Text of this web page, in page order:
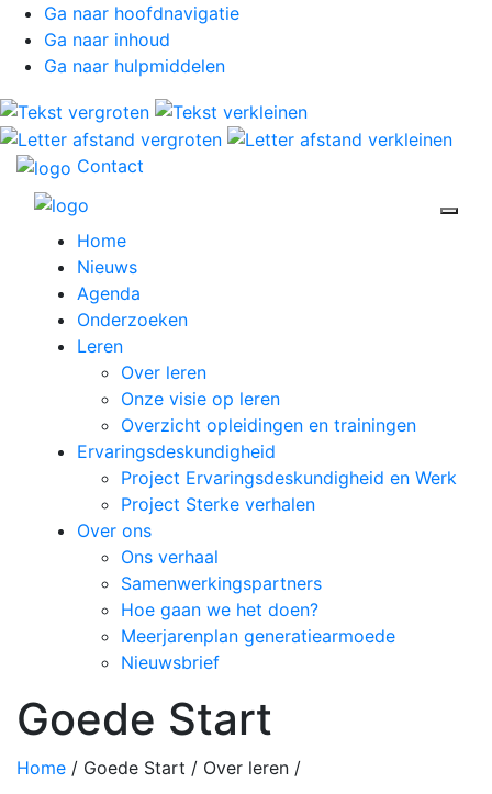
Ga naar hoofdnavigatie
Ga naar inhoud
Ga naar hulpmiddelen
Contact
Home
Nieuws
Agenda
Onderzoeken
Leren
Over leren
Onze visie op leren
Overzicht opleidingen en trainingen
Ervaringsdeskundigheid
Project Ervaringsdeskundigheid en Werk
Project Sterke verhalen
Over ons
Ons verhaal
Samenwerkingspartners
Hoe gaan we het doen?
Meerjarenplan generatiearmoede
Nieuwsbrief
Goede Start
Home / Goede Start / Over leren /